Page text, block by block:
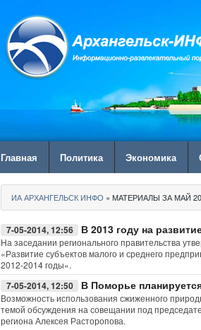
Главная Политика Экономика
ИА АРХАНГЕЛЬСК ИНФО » МАТЕРИАЛЫ ЗА МАЙ
7-05-2014, 12:56 В 2013 году на
На заседании регионального правительства
«Развитие субъектов малого и среднего
2012-2014 годы».
7-05-2014, 12:50 В Поморье
Возможность использования сжиженного
темой обсуждения на совещании под
региона Алексея Расторопова.